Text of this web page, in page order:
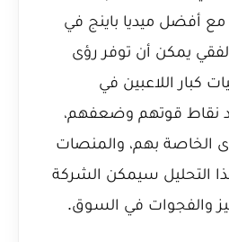
مع أفضل ميديا باينج في
يمكن أن توفر رؤى
كبار اللاعبين في
نقاط قوتهم وضعفهم،
الخاصة بهم، والمنصات
التحليل سيمكن الشركة
والفجوات في السوق.